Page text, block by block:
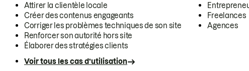
Attirer la clientèle locale
Créer des contenus engageants
Corriger les problèmes techniques de son site
Renforcer son autorité hors site
Élaborer des stratégies clients
Voir tous les cas d’utilisation
Freelances
Agences